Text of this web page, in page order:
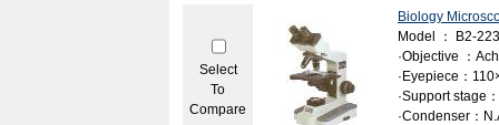
Select
To
Compare
Biology
Model ： B2-
·Objective ：
·Eyepiece：
·Support stage
·Condenser：